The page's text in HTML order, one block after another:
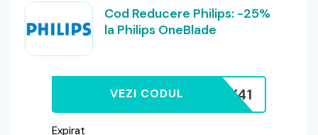
Cod Reducere Philips: -25%
la Philips OneBlade
43D5-9Y41
VEZI CODUL
Expirat